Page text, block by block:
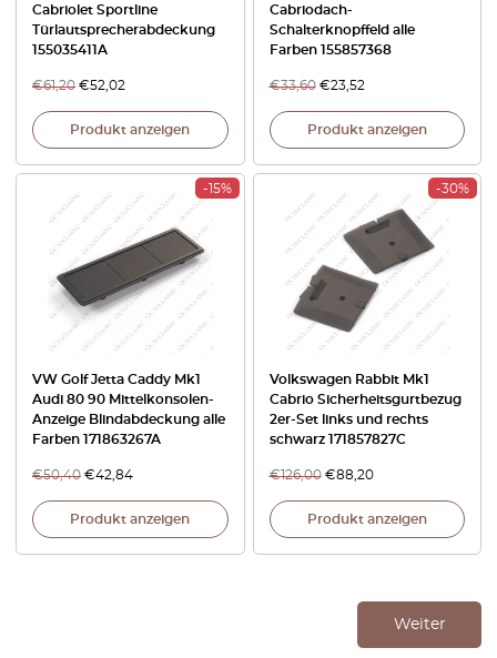
Cabriolet Sportline
Türlautsprecherabdeckung
155035411A
€61,20 €52,02
Produkt anzeigen
Cabriodach-
Schalterknopffeld alle
Farben 155857368
€33,60 €23,52
Produkt anzeigen
-15%
VW Golf Jetta Caddy Mk1
Audi 80 90 Mittelkonsolen-
Anzeige Blindabdeckung alle
Farben 171863267A
€50,40 €42,84
Produkt anzeigen
-30%
Volkswagen Rabbit Mk1
Cabrio Sicherheitsgurtbezug
2er-Set links und rechts
schwarz 171857827C
€126,00 €88,20
Produkt anzeigen
Weiter